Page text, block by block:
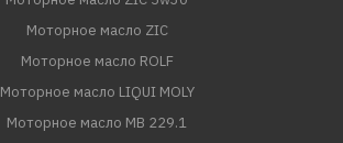
Моторное масло ZIC
Моторное масло ROLF
Моторное масло LIQUI MOLY
Моторное масло MB 229.1